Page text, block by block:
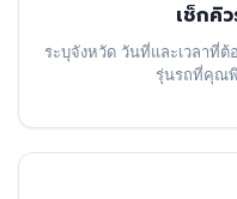
เช็กคิ
ระบุจังหวัด วันที่และเวลาที่
รุ่นรถที่คุณพึ